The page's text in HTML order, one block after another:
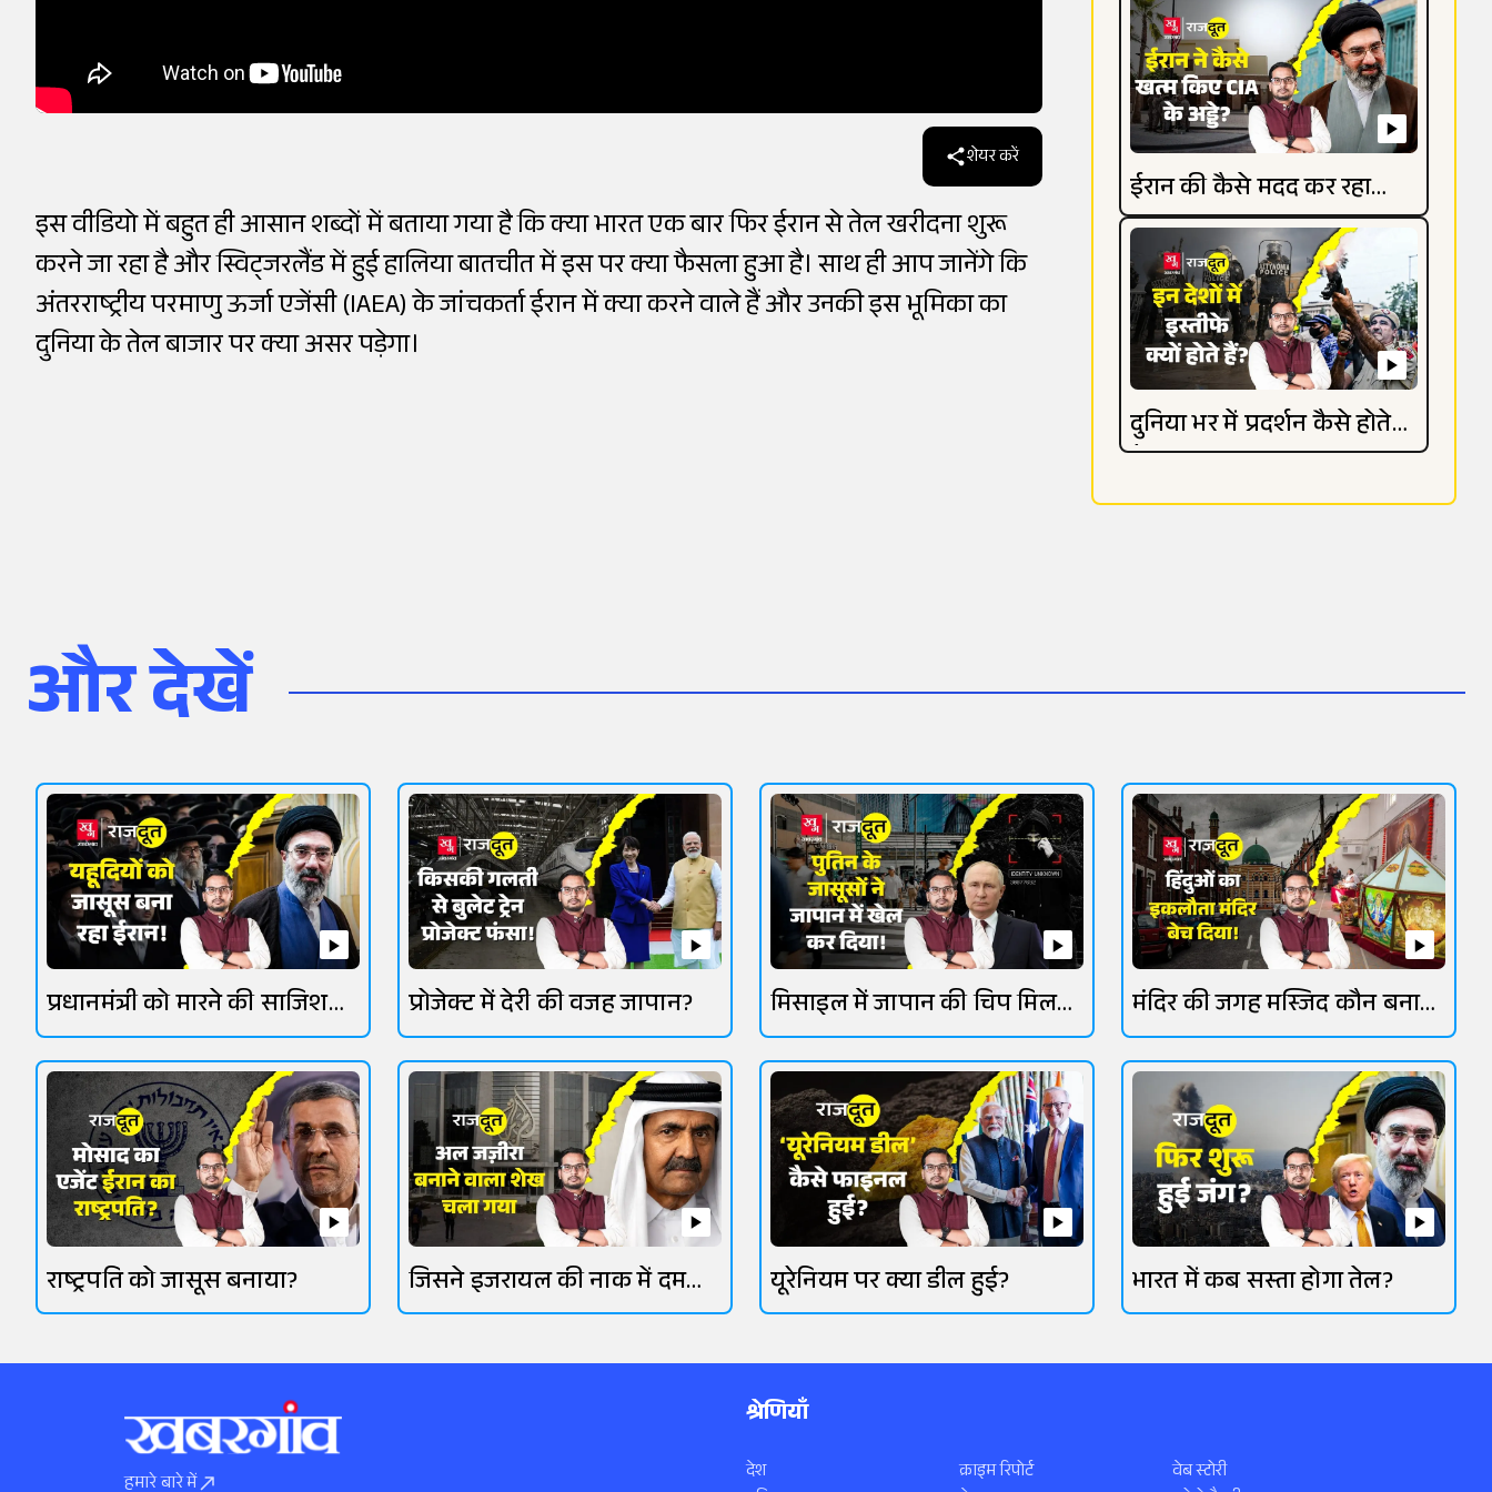
शेयर करें
इस वीडियो में बहुत ही आसान शब्दों में बताया गया है कि क्या भारत एक बार फिर ईरान से तेल खरीदना शुरू
करने जा रहा है और स्विट्जरलैंड में हुई हालिया बातचीत में इस पर क्या फैसला हुआ है। साथ ही आप जानेंगे कि
अंतरराष्ट्रीय परमाणु ऊर्जा एजेंसी (IAEA) के जांचकर्ता ईरान में क्या करने वाले हैं और उनकी इस भूमिका का
दुनिया के तेल बाजार पर क्या असर पड़ेगा।
ईरान की कैसे मदद कर रहा
रूस?
दुनिया भर में प्रदर्शन कैसे होते
हैं?
और देखें
प्रधानमंत्री को मारने की साजिश
पकड़ी गई?
प्रोजेक्ट में देरी की वजह जापान?
मिसाइल में जापान की चिप मिल
गई
मंदिर की जगह मस्जिद कौन बना
रहा?
राष्ट्रपति को जासूस बनाया?
जिसने इजरायल की नाक में दम
किया
यूरेनियम पर क्या डील हुई? भारत में कब सस्ता होगा तेल?
हमारे बारे में
श्रेणियाँ
देश
क्राइम रिपोर्ट
वेब स्टोरी